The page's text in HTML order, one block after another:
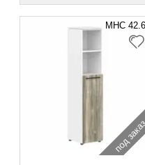
MHC 42.6
под